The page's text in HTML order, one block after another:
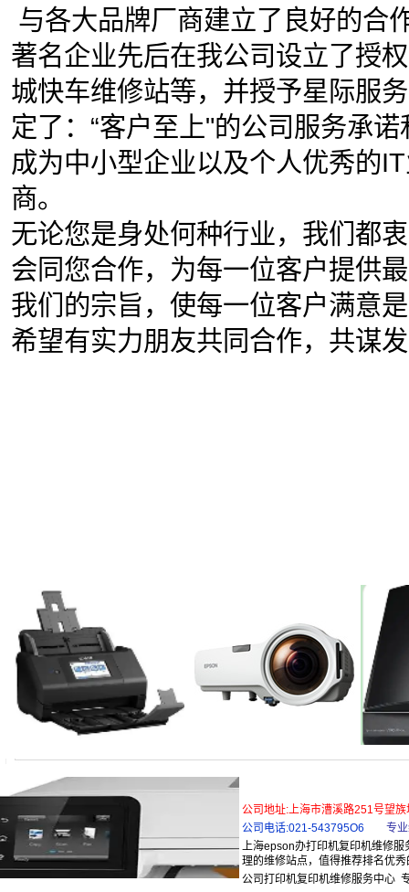
与各大品牌厂商建立了良好的合
著名企业先后在我公司设立了授
城快车维修站等，并授予星际服
定了：“客户至上"的公司服务承
成为中小型企业以及个人优秀的
商。
无论您是身处何种行业，我们都
会同您合作，为每一位客户提供
我们的宗旨，使每一位客户满意
希望有实力朋友共同合作，共谋
公司地址:上海市漕溪路251号望
公司电话:021-543795O6
专业
上海epson办打印机复印机维修
理的维修站点，值得推荐排名优
公司打印机复印机维修服务中心